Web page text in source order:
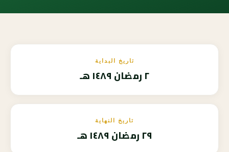
تاريخ البداية
٢ رمضان ١٤٨٩ هـ
تاريخ النهاية
٢٩ رمضان ١٤٨٩ هـ